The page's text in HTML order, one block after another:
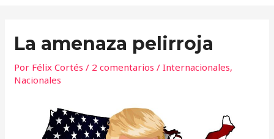
La amenaza pelirroja
Por Félix Cortés/ 2 comentarios /Internacionales,
Nacionales